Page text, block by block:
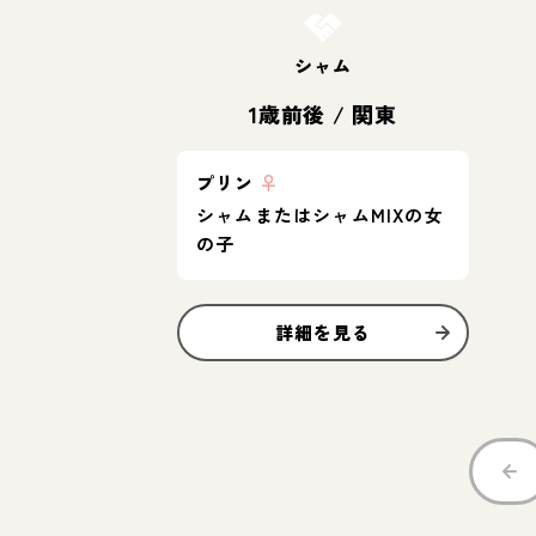
シャム
1歳前後 / 関東
プリン ♀
シャムまたはシャムMIXの女
の子
詳細を見る